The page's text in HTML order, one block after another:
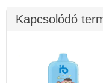
Kapcsolódó